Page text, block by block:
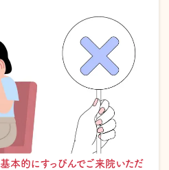
基本的にすっぴんでご来院いただ